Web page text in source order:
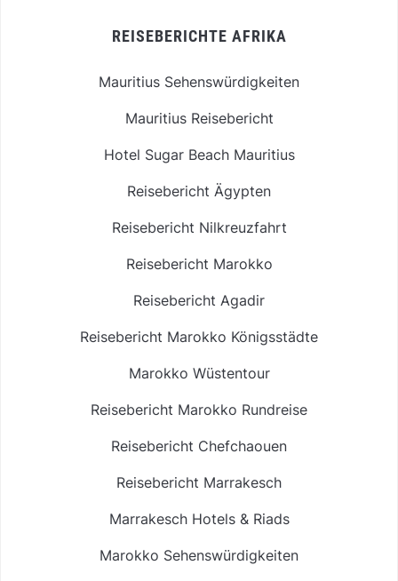
REISEBERICHTE AFRIKA
Mauritius Sehenswürdigkeiten
Mauritius Reisebericht
Hotel Sugar Beach Mauritius
Reisebericht Ägypten
Reisebericht Nilkreuzfahrt
Reisebericht Marokko
Reisebericht Agadir
Reisebericht Marokko Königsstädte
Marokko Wüstentour
Reisebericht Marokko Rundreise
Reisebericht Chefchaouen
Reisebericht Marrakesch
Marrakesch Hotels & Riads
Marokko Sehenswürdigkeiten